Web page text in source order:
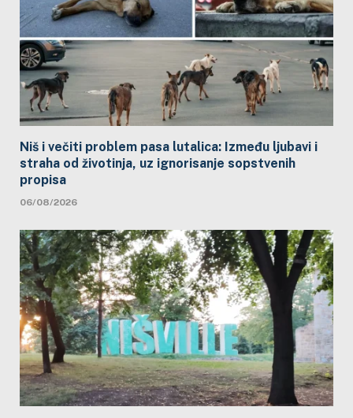
Niš i večiti problem pasa lutalica: Između ljubavi i
straha od životinja, uz ignorisanje sopstvenih
propisa
06/08/2026